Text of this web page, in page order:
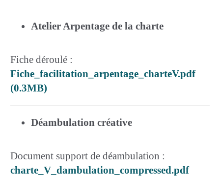
Atelier Arpentage de la charte
Fiche déroulé :
Fiche_facilitation_arpentage_charteV.pdf
(0.3MB)
Déambulation créative
Document support de déambulation :
charte_V_dambulation_compressed.pdf